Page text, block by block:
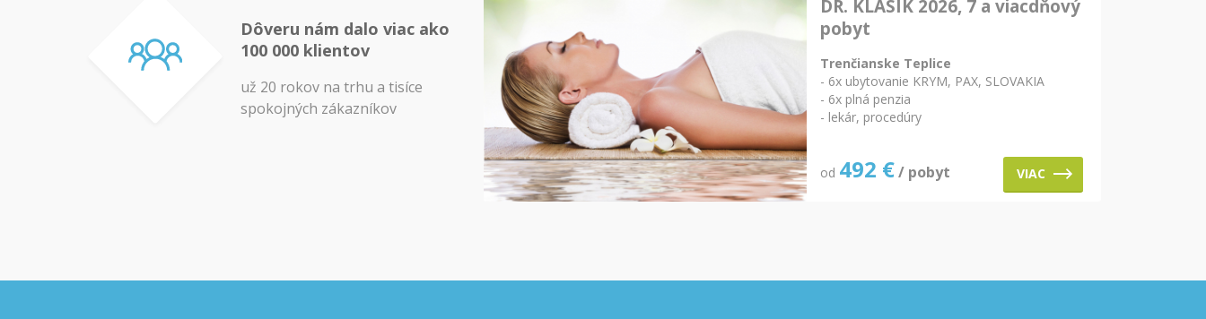
Dôveru nám dalo viac ako
100 000 klientov
už 20 rokov na trhu a tisíce
spokojných zákazníkov
DR. KLASIK 2026, 7 a viacdňový
pobyt
Trenčianske Teplice
- 6x ubytovanie KRYM, PAX, SLOVAKIA
- 6x plná penzia
- lekár, procedúry
od 492 €/ pobyt VIAC